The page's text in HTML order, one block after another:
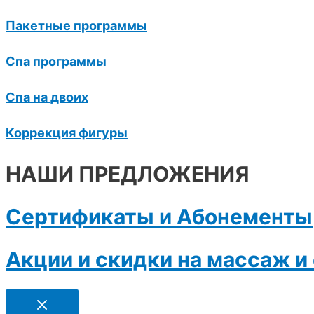
Пакетные программы
Спа программы
Спа на двоих
Коррекция фигуры
НАШИ ПРЕДЛОЖЕНИЯ
Сертификаты и Абонементы
Акции и скидки на массаж и